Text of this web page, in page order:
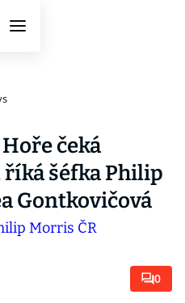
čeká
šéfka Philip
Gontkovičová
0